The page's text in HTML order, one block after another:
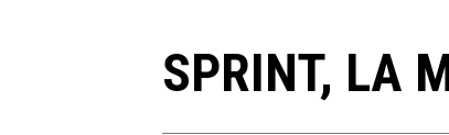
SPRINT, LA